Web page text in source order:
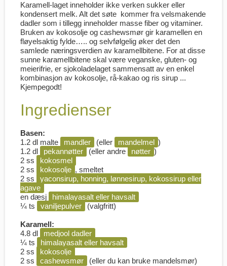
Karamell-laget inneholder ikke verken sukker eller
kondensert melk. Alt det søte kommer fra velsmakende
dadler som i tillegg inneholder masse fiber og vitaminer.
Bruken av kokosolje og cashewsmør gir karamellen en
fløyelsaktig fylde….. og selvfølgelig øker det den
samlede næringsverdien av karamellbitene. For at disse
sunne karamellbitene skal være veganske, gluten- og
meierifrie, er sjokoladelaget sammensatt av en enkel
kombinasjon av kokosolje, rå-kakao og ris sirup ...
Kjempegodt!
Ingredienser
Basen:
1.2 dl malte
mandler (eller mandelmel )
1.2 dl
pekannøtter (eller andre nøtter )
2 ss
kokosmel
2 ss
kokosolje , smeltet
2 ss
yaconsirup, honning, lønnesirup, kokossirup eller
agave
en dæsj
himalayasalt eller havsalt
¼ ts
vaniljepulver (valgfritt)
Karamell:
4.8 dl
medjool dadler
¼ ts
himalayasalt eller havsalt
2 ss
kokosolje
2 ss
cashewsmør (eller du kan bruke mandelsmør)